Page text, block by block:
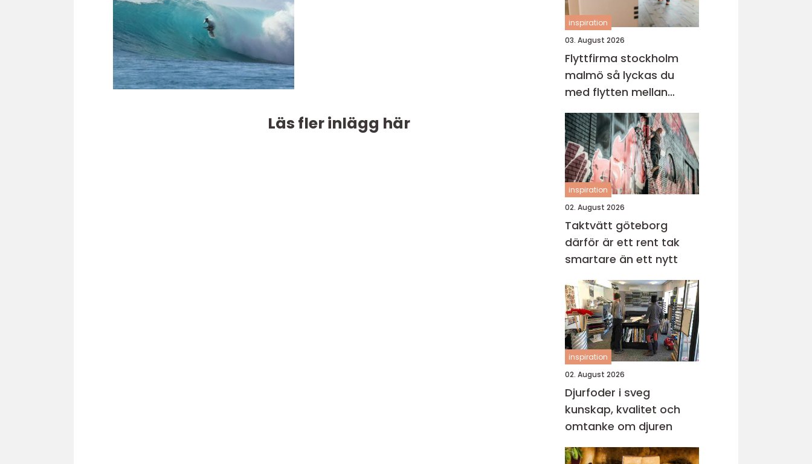
Läs fler inlägg här
inspiration
03. August 2026
Flyttfirma stockholm
malmö så lyckas du
med flytten mellan
sveriges storstäder
inspiration
02. August 2026
Taktvätt göteborg
därför är ett rent tak
smartare än ett nytt
inspiration
02. August 2026
Djurfoder i sveg
kunskap, kvalitet och
omtanke om djuren